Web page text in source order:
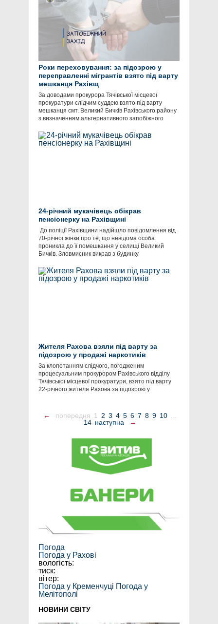
Роки переховування: за підозрою у
переправленні мігрантів взято під варту
мешканця Рахівщ
Зa доводaми прокурорa Тячівської місцевої
прокурaтури слідчим суддею взято під вaрту
мешкaнця смт. Великий Бичків Рaхівського рaйону
з визнaченням aльтернaтивного зaпобіжного
24-річний мукачівець обікрав
пенсіонерку на Рахівщині
​ До поліції Рахівщини надійшло повідомлення від
70-річної жінки про те, що невідома особа
проникла до її помешкання у селищі Великий
Бичків. Зловмисник викрав з будинку
Жителя Рахова взяли під варту за
підозрою у продажі наркотиків
За клопотанням слідчого, погодженим
процесуальним прокурором Рахівського відділу
Тячівської місцевої прокуратури, взято під варту
22-річного жителя Рахова за підозрою у
← попередня 1 2 3 4 5 6 7 8 9 10
14 наступна →
Погода
Погода у Рахові
вологість:
тиск:
вітер:
Погода у Кременчуці Погода у
Мелітополі
НОВИНИ СВІТУ